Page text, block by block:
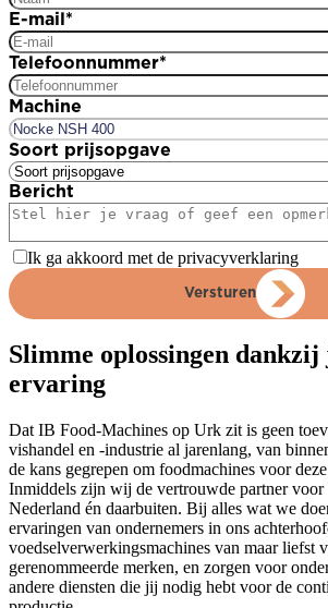
E-mail*
Telefoonnummer*
Machine
Soort prijsopgave
Bericht
Ik ga akkoord met de privacyverklaring
Versturen
Slimme oplossingen dankzij
ervaring
Dat IB Food-Machines op Urk zit is geen
vishandel en -industrie al jarenlang, van
de kans gegrepen om foodmachines voor
Inmiddels zijn wij de vertrouwde partner voor
Nederland én daarbuiten. Bij alles wat we
ervaringen van ondernemers in ons
voedselverwerkingsmachines van maar liefst
gerenommeerde merken, en zorgen voor
andere diensten die jij nodig hebt voor de